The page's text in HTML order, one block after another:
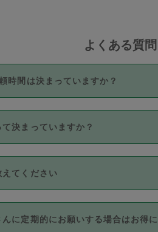
よくある質問
時間は決まっていますか？
時間固定です。3時間を超えて依頼
いただくには、タスカジさんに事
、3時間を下回っても、値引き等は
決まっていますか？
の中からタスカジさん自身が価格を
格設定には最初は制限があり、レ
最高額が上がっていく仕組みにな
てください
レジットカード（Visa／Master／
ります。
に定期的にお願いする場合はお得